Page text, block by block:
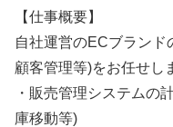
【仕事概要】
自社運営のECブランド
顧客管理等)をお任せし
・販売管理システムの
庫移動等)